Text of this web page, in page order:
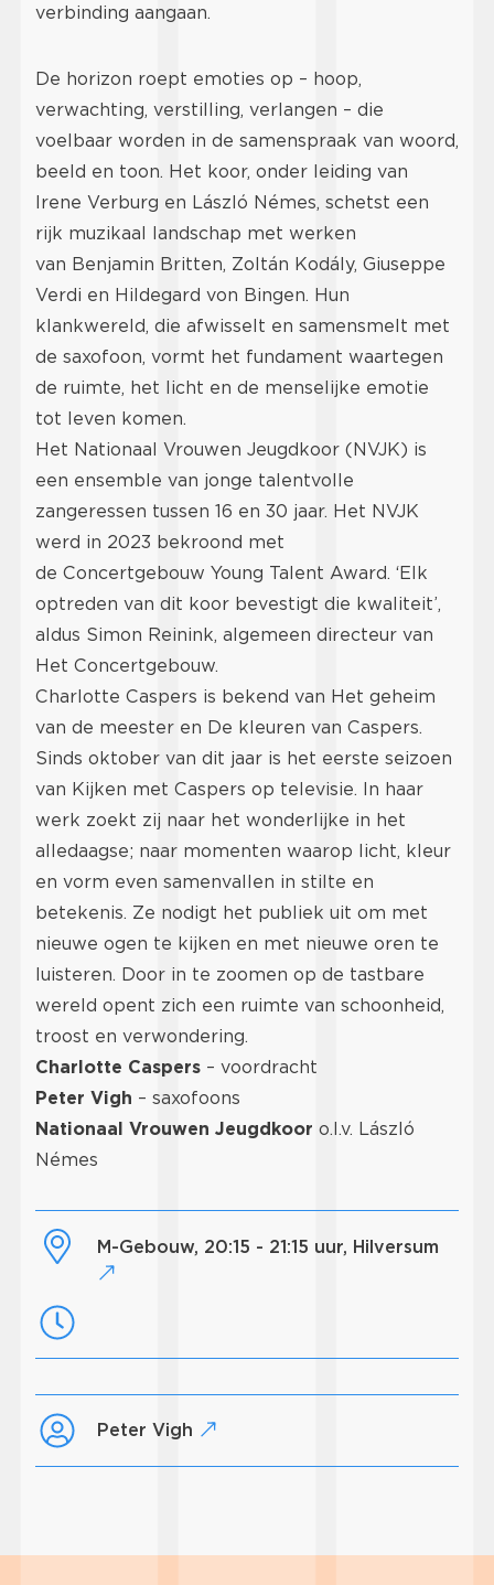
verbinding aangaan.
De horizon roept emoties op – hoop,
verwachting, verstilling, verlangen – die
voelbaar worden in de samenspraak van woord,
beeld en toon. Het koor, onder leiding van
Irene Verburg en László Némes, schetst een
rijk muzikaal landschap met werken
van Benjamin Britten, Zoltán Kodály, Giuseppe
Verdi en Hildegard von Bingen. Hun
klankwereld, die afwisselt en samensmelt met
de saxofoon, vormt het fundament waartegen
de ruimte, het licht en de menselijke emotie
tot leven komen.
Het Nationaal Vrouwen Jeugdkoor (NVJK) is
een ensemble van jonge talentvolle
zangeressen tussen 16 en 30 jaar. Het NVJK
werd in 2023 bekroond met
de Concertgebouw Young Talent Award. ‘Elk
optreden van dit koor bevestigt die kwaliteit’,
aldus Simon Reinink, algemeen directeur van
Het Concertgebouw.
Charlotte Caspers is bekend van Het geheim
van de meester en De kleuren van Caspers.
Sinds oktober van dit jaar is het eerste seizoen
van Kijken met Caspers op televisie. In haar
werk zoekt zij naar het wonderlijke in het
alledaagse; naar momenten waarop licht, kleur
en vorm even samenvallen in stilte en
betekenis. Ze nodigt het publiek uit om met
nieuwe ogen te kijken en met nieuwe oren te
luisteren. Door in te zoomen op de tastbare
wereld opent zich een ruimte van schoonheid,
troost en verwondering.
Charlotte Caspers – voordracht
Peter Vigh – saxofoons
Nationaal Vrouwen Jeugdkoor o.l.v. László
Némes
M-Gebouw, 20:15 - 21:15 uur, Hilversum
Peter Vigh